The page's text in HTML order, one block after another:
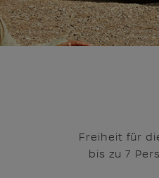
Freiheit für
bis zu 7